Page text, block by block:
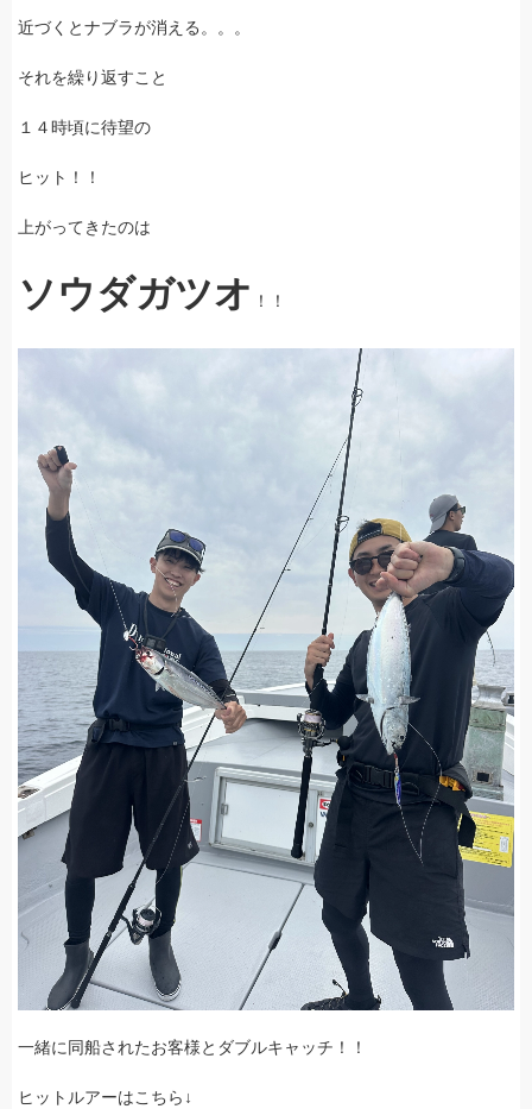
近づくとナブラが消える。。。
それを繰り返すこと
１４時頃に待望の
ヒット！！
上がってきたのは
ソウダガツオ ！！
一緒に同船されたお客様とダブルキャッチ！！
ヒットルアーはこちら↓